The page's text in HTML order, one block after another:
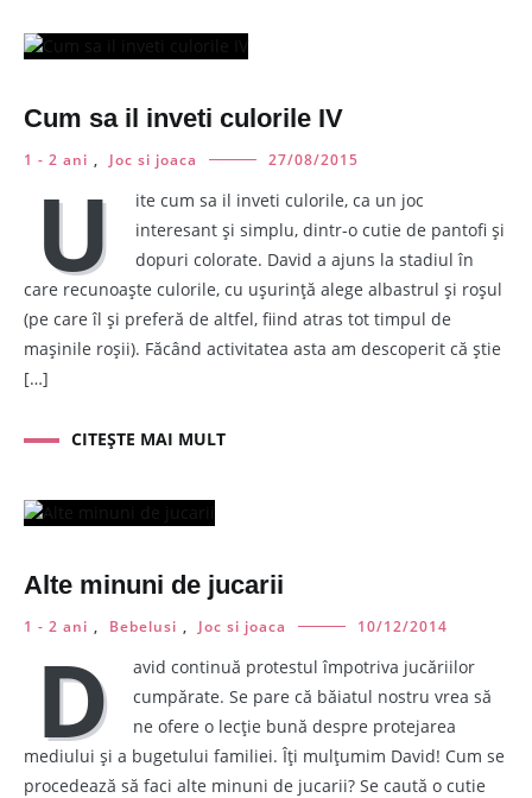
Cum sa il inveti culorile IV
1 - 2 ani , Joc si joaca 27/08/2015
U
ite cum sa il inveti culorile, ca un joc
interesant și simplu, dintr-o cutie de pantofi și
dopuri colorate. David a ajuns la stadiul în
care recunoaște culorile, cu ușurință alege albastrul și roșul
(pe care îl și preferă de altfel, fiind atras tot timpul de
mașinile roșii). Făcând activitatea asta am descoperit că știe
[…]
CITEȘTE MAI MULT
Alte minuni de jucarii
1 - 2 ani , Bebelusi , Joc si joaca 10/12/2014
D
avid continuă protestul împotriva jucăriilor
cumpărate. Se pare că băiatul nostru vrea să
ne ofere o lecție bună despre protejarea
mediului și a bugetului familiei. Îți mulțumim David! Cum se
procedează să faci alte minuni de jucarii? Se caută o cutie